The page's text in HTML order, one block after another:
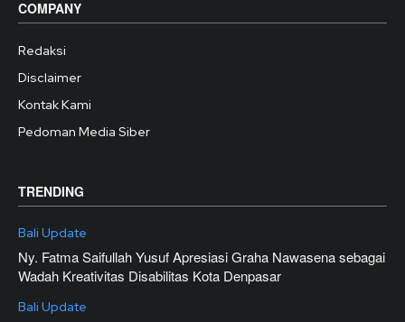
COMPANY
Redaksi
Disclaimer
Kontak Kami
Pedoman Media Siber
TRENDING
Bali Update
Ny. Fatma Saifullah Yusuf Apresiasi Graha Nawasena sebagai
Wadah Kreativitas Disabilitas Kota Denpasar
Bali Update